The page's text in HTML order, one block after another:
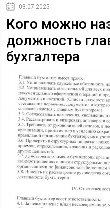
03.07.2025
Кого можно
должность
бухгалтера